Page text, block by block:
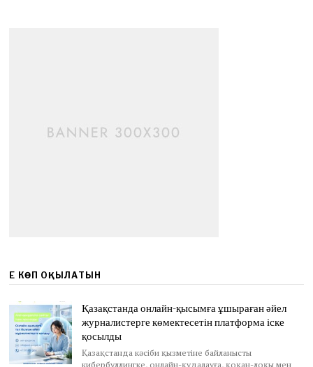
ЕҢ КӨП ОҚЫЛАТЫН
Қазақстанда онлайн-қысымға ұшыраған әйел
журналистерге көмектесетін платформа іске
қосылды
Қазақстанда кәсіби қызметіне байланысты